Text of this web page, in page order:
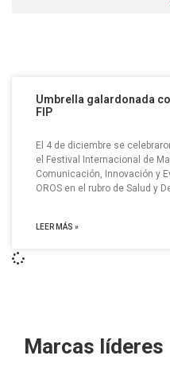
Umbrella galardonada
FIP
El 4 de diciembre se
el Festival Internacional de
Comunicación, Innovación y
OROS en el rubro de Salud y
LEER MÁS »
Marcas líderes